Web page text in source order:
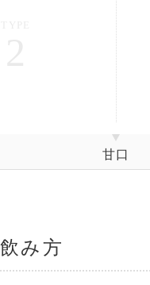
甘口
み方